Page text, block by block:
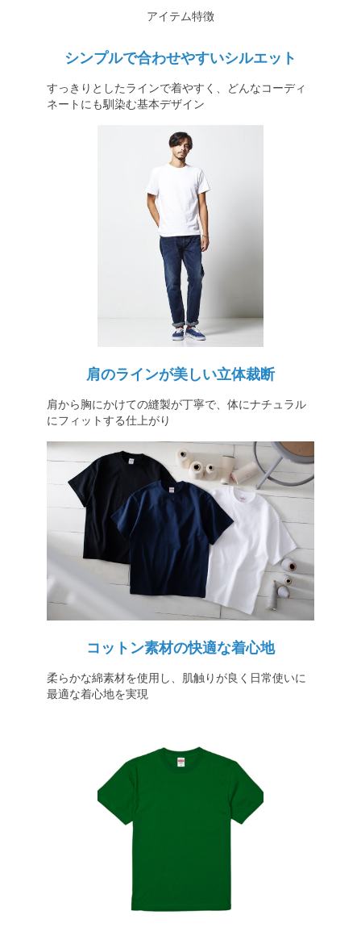
アイテム特徴
シンプルで合わせやすいシルエット
すっきりとしたラインで着やすく、どんなコーディ
ネートにも馴染む基本デザイン
肩のラインが美しい立体裁断
肩から胸にかけての縫製が丁寧で、体にナチュラル
にフィットする仕上がり
コットン素材の快適な着心地
柔らかな綿素材を使用し、肌触りが良く日常使いに
最適な着心地を実現